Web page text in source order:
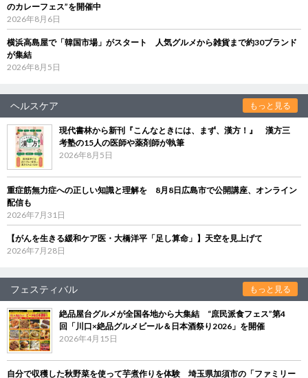
のカレーフェス”を開催中
2026年8月6日
横浜高島屋で「韓国市場」がスタート 人気グルメから雑貨まで約30ブランド
が集結
2026年8月5日
ヘルスケア もっと見る
現代書林から新刊『こんなときには、まず、漢方！』 漢方三
考塾の15人の医師や薬剤師が執筆
2026年8月5日
重症筋無力症への正しい知識と理解を 8月8日広島市で公開講座、オンライン
配信も
2026年7月31日
【がんを生きる緩和ケア医・大橋洋平「足し算命」】天空を見上げて
2026年7月28日
フェスティバル もっと見る
絶品屋台グルメが全国各地から大集結 “庶民派食フェス”第4
回「川口×絶品グルメビール＆日本酒祭り2026」を開催
2026年4月15日
自分で収穫した秋野菜を使って芋煮作りを体験 埼玉県加須市の「ファミリー